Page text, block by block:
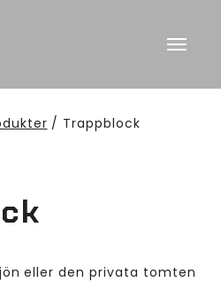
/ Trappblock
eller den privata tomten